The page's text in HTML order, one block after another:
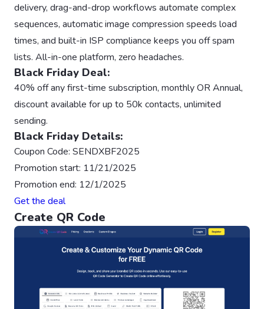
delivery, drag-and-drop workflows automate complex
sequences, automatic image compression speeds load
times, and built-in ISP compliance keeps you off spam
lists. All-in-one platform, zero headaches.
Black Friday Deal:
40% off any first-time subscription, monthly OR Annual,
discount available for up to 50k contacts, unlimited
sending.
Black Friday Details:
Coupon Code: SENDXBF2025
Promotion start: 11/21/2025
Promotion end: 12/1/2025
Get the deal
Create QR Code